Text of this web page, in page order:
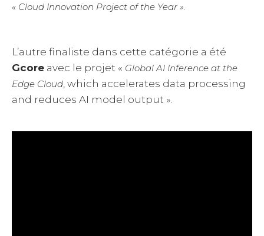
« Cloud Innovation Project of the Year ».
L’autre finaliste dans cette catégorie a été
Gcore avec le projet « Global AI Inference at the
Edge Cloud , which accelerates data processing
and reduces AI model output ».